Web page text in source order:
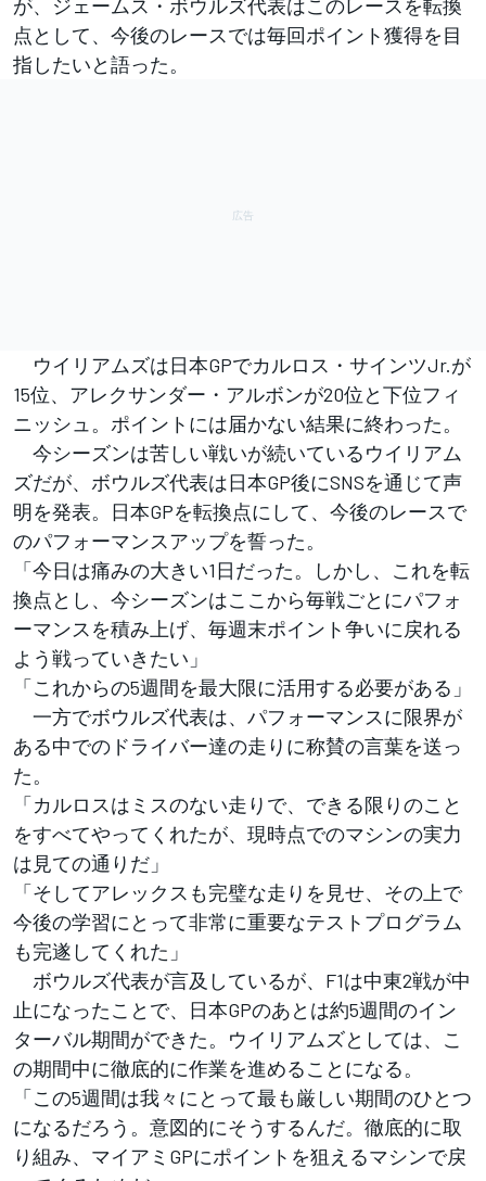
が、ジェームス・ボウルズ代表はこのレースを転換
点として、今後のレースでは毎回ポイント獲得を目
指したいと語った。
ウイリアムズは日本GPでカルロス・サインツJr.が
15位、アレクサンダー・アルボンが20位と下位フィ
ニッシュ。ポイントには届かない結果に終わった。
今シーズンは苦しい戦いが続いているウイリアム
ズだが、ボウルズ代表は日本GP後にSNSを通じて声
明を発表。日本GPを転換点にして、今後のレースで
のパフォーマンスアップを誓った。
「今日は痛みの大きい1日だった。しかし、これを転
換点とし、今シーズンはここから毎戦ごとにパフォ
ーマンスを積み上げ、毎週末ポイント争いに戻れる
よう戦っていきたい」
「これからの5週間を最大限に活用する必要がある」
一方でボウルズ代表は、パフォーマンスに限界が
ある中でのドライバー達の走りに称賛の言葉を送っ
た。
「カルロスはミスのない走りで、できる限りのこと
をすべてやってくれたが、現時点でのマシンの実力
は見ての通りだ」
「そしてアレックスも完璧な走りを見せ、その上で
今後の学習にとって非常に重要なテストプログラム
も完遂してくれた」
ボウルズ代表が言及しているが、F1は中東2戦が中
止になったことで、日本GPのあとは約5週間のイン
ターバル期間ができた。ウイリアムズとしては、こ
の期間中に徹底的に作業を進めることになる。
「この5週間は我々にとって最も厳しい期間のひとつ
になるだろう。意図的にそうするんだ。徹底的に取
り組み、マイアミGPにポイントを狙えるマシンで戻